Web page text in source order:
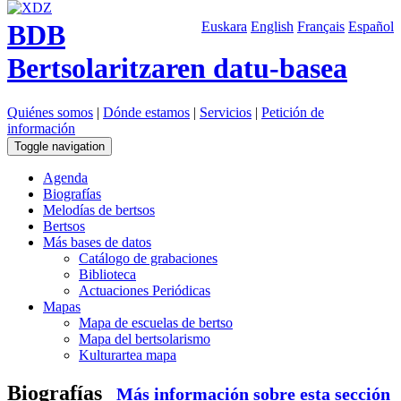
Euskara English Français Español
BDB
Bertsolaritzaren datu-basea
Quiénes somos | Dónde estamos | Servicios | Petición de
información
Toggle navigation
Agenda
Biografías
Melodías de bertsos
Bertsos
Más bases de datos
Catálogo de grabaciones
Biblioteca
Actuaciones Periódicas
Mapas
Mapa de escuelas de bertso
Mapa del bertsolarismo
Kulturartea mapa
Biografías Más información sobre esta sección